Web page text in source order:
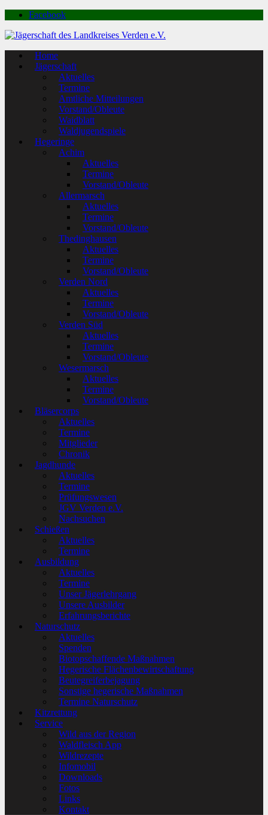
Facebook
Home
Jägerschaft
Aktuelles
Termine
Amtliche Mitteilungen
Vorstand/Obleute
Waidblatt
Waldjugendspiele
Hegeringe
Achim
Aktuelles
Termine
Vorstand/Obleute
Allermarsch
Aktuelles
Termine
Vorstand/Obleute
Thedinghausen
Aktuelles
Termine
Vorstand/Obleute
Verden Nord
Aktuelles
Termine
Vorstand/Obleute
Verden Süd
Aktuelles
Termine
Vorstand/Obleute
Wesermarsch
Aktuelles
Termine
Vorstand/Obleute
Bläsercorps
Aktuelles
Termine
Mitglieder
Chronik
Jagdhunde
Aktuelles
Termine
Prüfungswesen
JGV Verden e.V.
Nachsuchen
Schießen
Aktuelles
Termine
Ausbildung
Aktuelles
Termine
Unser Jägerlehrgang
Unsere Ausbilder
Erfahrungsberichte
Naturschutz
Aktuelles
Spenden
Biotopschaffende Maßnahmen
Hegerische Flächenbewirtschaftung
Beutegreiferbejagung
Sonstige hegerische Maßnahmen
Termine Naturschutz
Kitzrettung
Service
Wild aus der Region
Waldfleisch App
Wildrezepte
Infomobil
Downloads
Fotos
Links
Kontakt